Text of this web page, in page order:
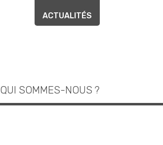
ACTUALITÉS
QUI SOMMES-NOUS ?